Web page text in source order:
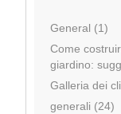
General (1)
Come
giardino:
Galleria dei
generali (24)